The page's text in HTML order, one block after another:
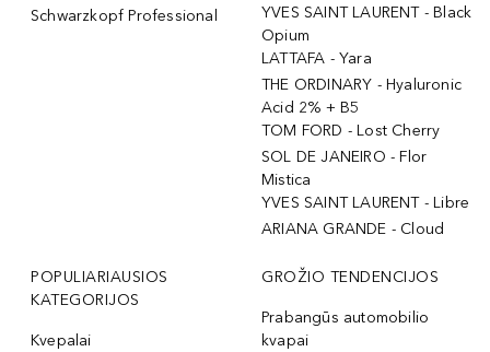
Schwarzkopf Professional
YVES SAINT LAURENT - Black
Opium
LATTAFA - Yara
THE ORDINARY - Hyaluronic
Acid 2% + B5
TOM FORD - Lost Cherry
SOL DE JANEIRO - Flor
Mistica
YVES SAINT LAURENT - Libre
ARIANA GRANDE - Cloud
POPULIARIAUSIOS
KATEGORIJOS
Kvepalai
GROŽIO TENDENCIJOS
Prabangūs automobilio
kvapai